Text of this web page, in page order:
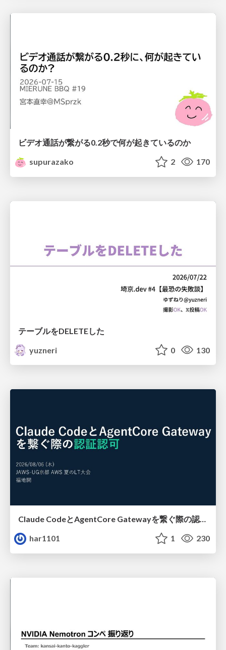
ビデオ通話が繋がる0.2秒で何が起きているのか
supurazako
2 170
テーブルをDELETEした
yuzneri
0 130
Claude CodeとAgentCore Gatewayを繋ぐ際の認証認可 / Authentication and authorization when connecting Claude Code with AgentCore Gateway
har1101
1 230